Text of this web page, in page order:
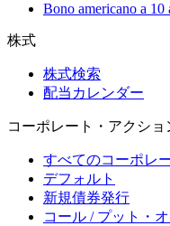
Bono americano a 10
株式
株式検索
配当カレンダー
コーポレート・アクショ
すべてのコーポレ
デフォルト
新規債券発行
コール / プット・